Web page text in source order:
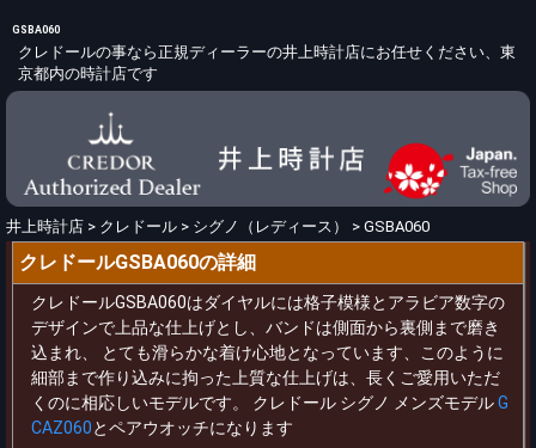
GSBA060
クレドールの事なら正規ディーラーの井上時計店にお任せください、東
京都内の時計店です
井上時計店 > クレドール > シグノ（レディース） > GSBA060
クレドールGSBA060の詳細
クレドールGSBA060はダイヤルには格子模様とアラビア数字の
デザインで上品な仕上げとし、バンドは側面から裏側まで磨き
込まれ、 とても滑らかな着け心地となっています、このように
細部まで作り込みに拘った上質な仕上げは、長くご愛用いただ
くのに相応しいモデルです。 クレドール シグノ メンズモデルG
CAZ060とペアウオッチになります